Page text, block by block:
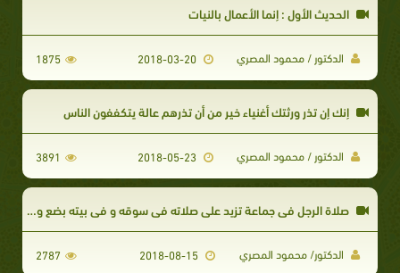
الحديث الأول : إنما الأعمال بالنيات
الدكتور / محمود المصري 1875
إنك إن تذر ورثتك أغنياء خير من أن تذرهم عالة يتكففون الناس
الدكتور / محمود المصري 3891
صلاة الرجل في جماعة تزيد على صلاته في سوقه و في بيته بضع وعشرين درجة
الدكتور/ محمود المصري 2787